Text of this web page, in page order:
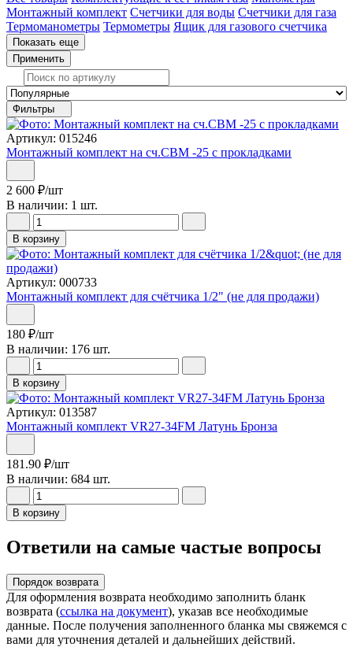
Монтажный комплект Счетчики для воды Счетчики для газа
Термоманометры Термометры Ящик для газового счетчика
Показать еще
Применить
Фильтры
Артикул: 015246
Монтажный комплект на сч.СВМ -25 с прокладками
2 600 ₽/шт
В наличии: 1 шт.
В корзину
Артикул: 000733
Монтажный комплект для счётчика 1/2" (не для продажи)
180 ₽/шт
В наличии: 176 шт.
В корзину
Артикул: 013587
Монтажный комплект VR27-34FM Латунь Бронза
181.90 ₽/шт
В наличии: 684 шт.
В корзину
Ответили на самые частые вопросы
Порядок возврата
Для оформления возврата необходимо заполнить бланк
возврата (ссылка на документ), указав все необходимые
данные. После получения заполненного бланка мы свяжемся с
вами для уточнения деталей и дальнейших действий.